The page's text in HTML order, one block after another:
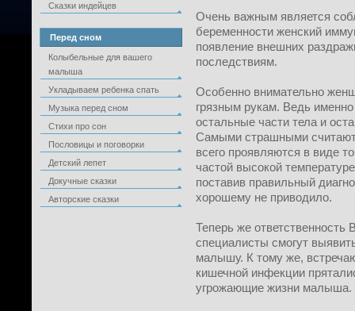
Сказки индейцев
Перед сном
Колыбельные для вашего
малыша
Укладываем ребенка спать
Музыка перед сном
Стихи про сон
Пословицы и поговорки
Детский лепет
Докучные сказки
Авторские сказки
Очень важным является
беременности женский
появление внешних
последствиям.
Особенно внимательно
грязным рукам. Ведь
остальные части тела и
Самыми страшными
всего проявляются в виде
частой высокой
поставив правильный
хорошему не приводило.
Теперь же ответственность
специалисты смогут
малышу. К тому же,
кишечной инфекции
угрожающие жизни малыша.